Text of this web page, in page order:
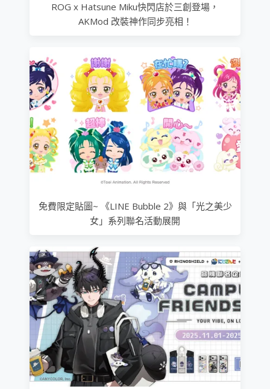
ROG x Hatsune Miku快閃店於三創登場，
AKMod 改裝神作同步亮相！
免費限定貼圖~ 《LINE Bubble 2》與「光之美少
女」系列聯名活動展開